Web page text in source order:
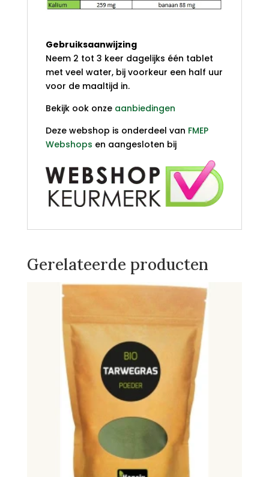
Gebruiksaanwijzing
Neem 2 tot 3 keer dagelijks één tablet
met veel water, bij voorkeur een half uur
voor de maaltijd in.
Bekijk ook onze aanbiedingen
Deze webshop is onderdeel van FMEP
Webshops en aangesloten bij
Gerelateerde producten